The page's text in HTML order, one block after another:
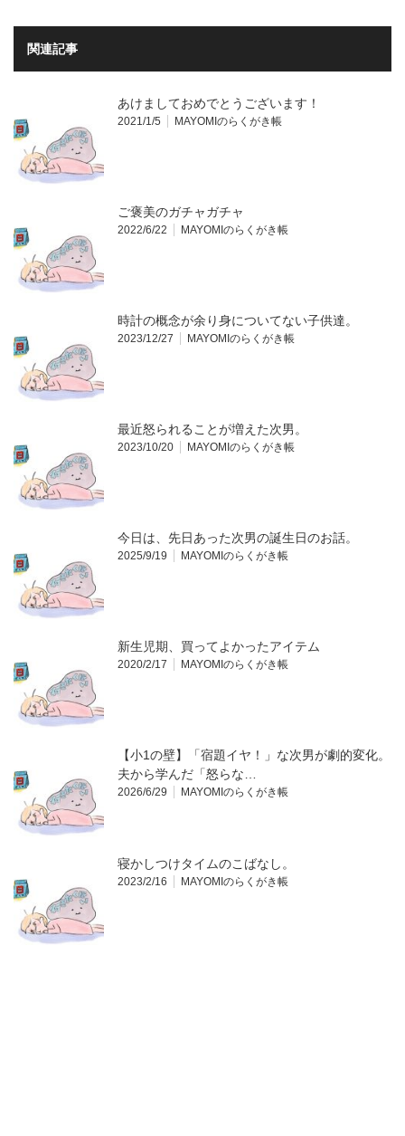
関連記事
あけましておめでとうございます！
2021/1/5 MAYOMIのらくがき帳
ご褒美のガチャガチャ
2022/6/22 MAYOMIのらくがき帳
時計の概念が余り身についてない子供達。
2023/12/27 MAYOMIのらくがき帳
最近怒られることが増えた次男。
2023/10/20 MAYOMIのらくがき帳
今日は、先日あった次男の誕生日のお話。
2025/9/19 MAYOMIのらくがき帳
新生児期、買ってよかったアイテム
2020/2/17 MAYOMIのらくがき帳
【小1の壁】「宿題イヤ！」な次男が劇的変化。
夫から学んだ「怒らな…
2026/6/29 MAYOMIのらくがき帳
寝かしつけタイムのこばなし。
2023/2/16 MAYOMIのらくがき帳